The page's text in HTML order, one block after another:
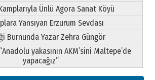
Ünlü Agora Sanat Köyü
Yansıyan Erzurum Sevdası
Burnunda Yazar Zehra Güngör
yakasının AKM’sini Maltepe’de
yapacağız”